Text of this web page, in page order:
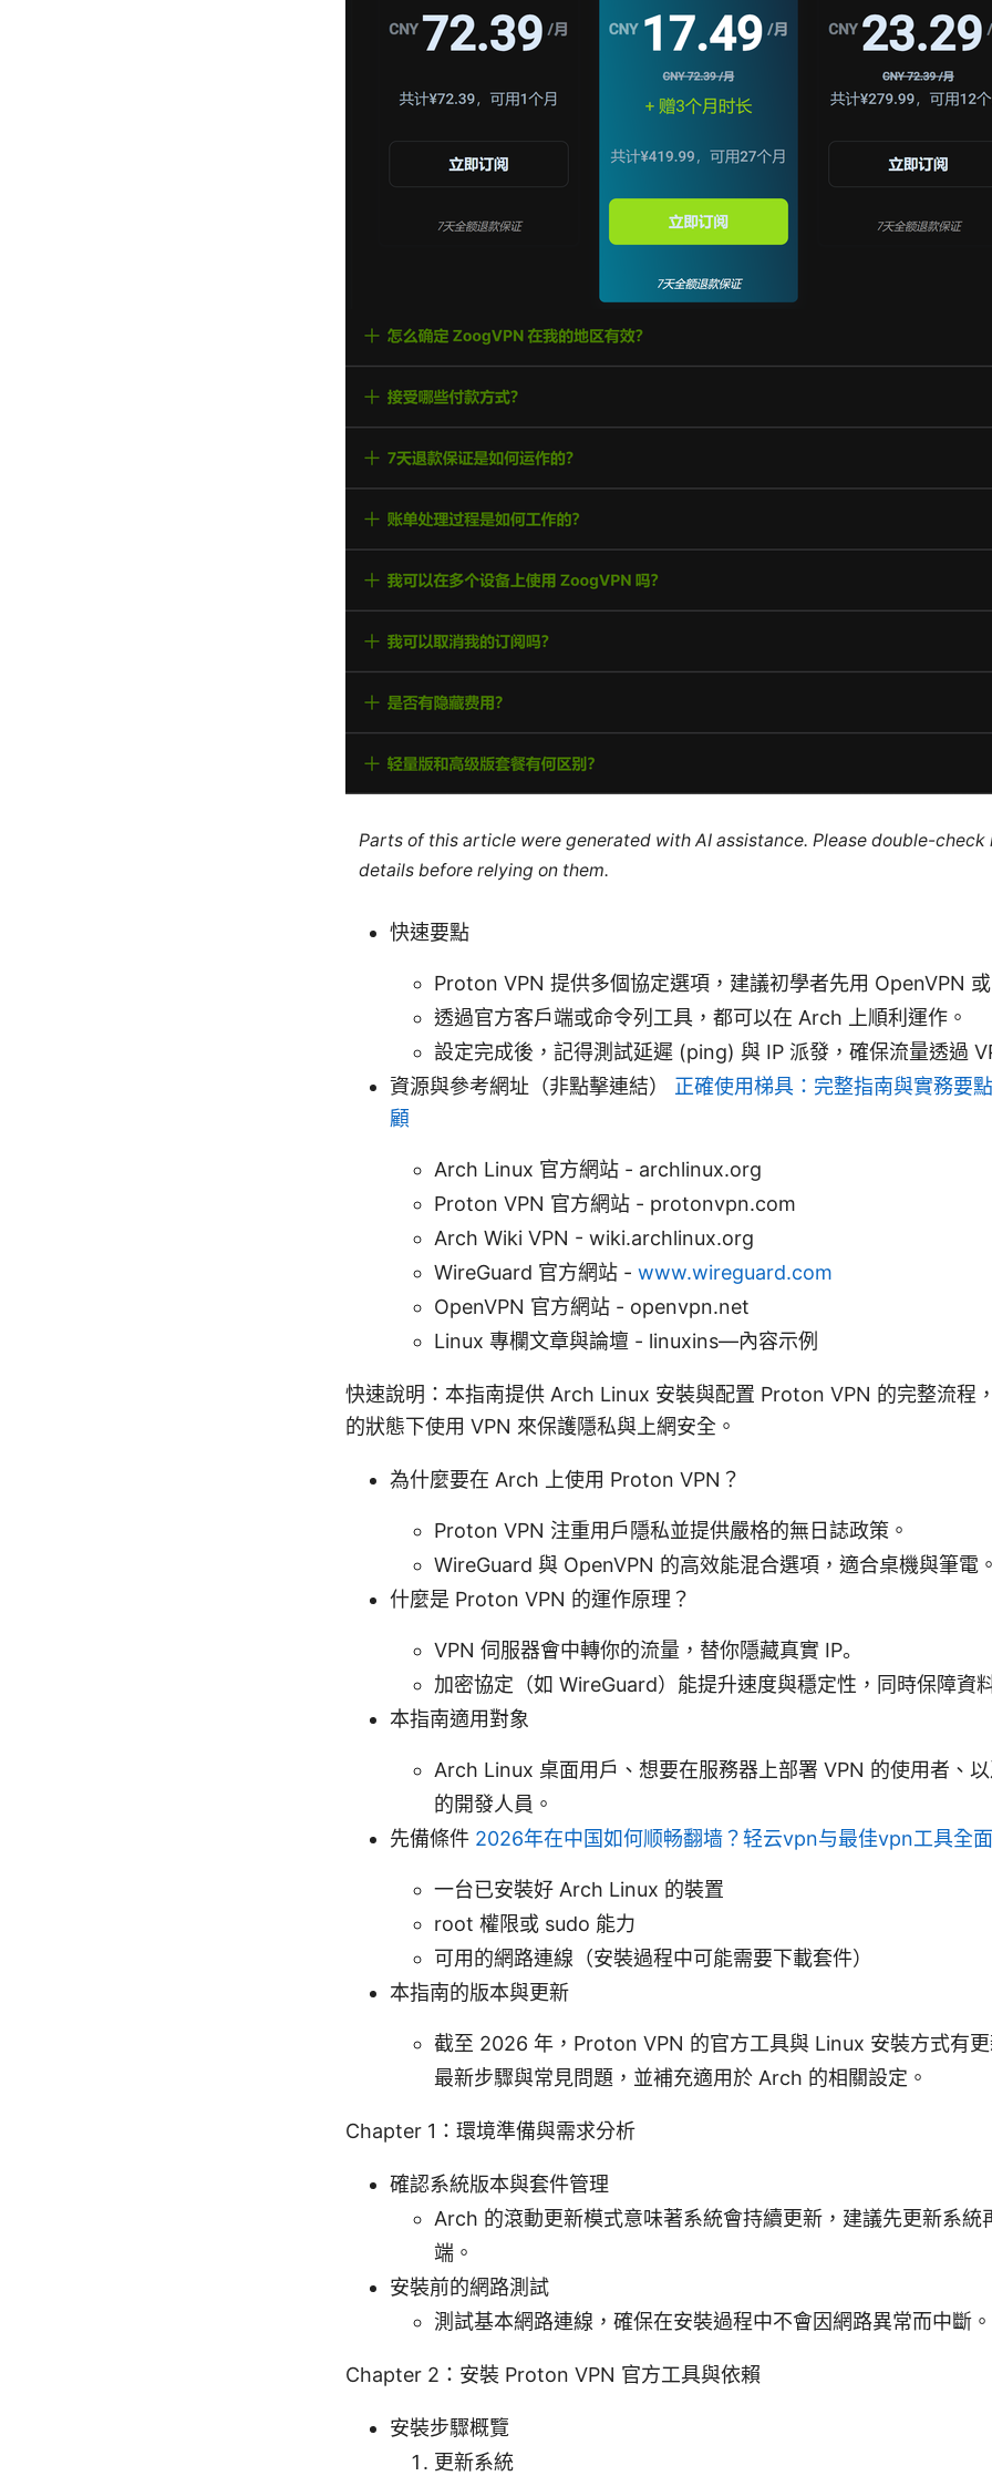
Parts of this article were generated with AI assistance. Please double-
details before relying on them.
快速要點
Proton VPN 提供多個協定選項，建議初學者先用 OpenVPN 或
透過官方客戶端或命令列工具，都可以在 Arch 上順利運作。
設定完成後，記得測試延遲 (ping) 與 IP 派發，確保流量透過
資源與參考網址（非點擊連結） 正確使用梯具：完整指南與實務要
顧
Arch Linux 官方網站 - archlinux.org
Proton VPN 官方網站 - protonvpn.com
Arch Wiki VPN - wiki.archlinux.org
WireGuard 官方網站 - www.wireguard.com
OpenVPN 官方網站 - openvpn.net
Linux 專欄文章與論壇 - linuxins—內容示例
快速說明：本指南提供 Arch Linux 安裝與配置 Proton VPN 的完整流程
的狀態下使用 VPN 來保護隱私與上網安全。
為什麼要在 Arch 上使用 Proton VPN？
Proton VPN 注重用戶隱私並提供嚴格的無日誌政策。
WireGuard 與 OpenVPN 的高效能混合選項，適合桌機與筆電。
什麼是 Proton VPN 的運作原理？
VPN 伺服器會中轉你的流量，替你隱藏真實 IP。
加密協定（如 WireGuard）能提升速度與穩定性，同時保障資
本指南適用對象
Arch Linux 桌面用戶、想要在服務器上部署 VPN 的使用者、
的開發人員。
先備條件 2026年在中国如何顺畅翻墙？轻云vpn与最佳vpn工具全
一台已安裝好 Arch Linux 的裝置
root 權限或 sudo 能力
可用的網路連線（安裝過程中可能需要下載套件）
本指南的版本與更新
截至 2026 年，Proton VPN 的官方工具與 Linux 安裝方式有
最新步驟與常見問題，並補充適用於 Arch 的相關設定。
Chapter 1：環境準備與需求分析
確認系統版本與套件管理
Arch 的滾動更新模式意味著系統會持續更新，建議先更新系統
端。
安裝前的網路測試
測試基本網路連線，確保在安裝過程中不會因網路異常而中斷。
Chapter 2：安裝 Proton VPN 官方工具與依賴
安裝步驟概覽
更新系統